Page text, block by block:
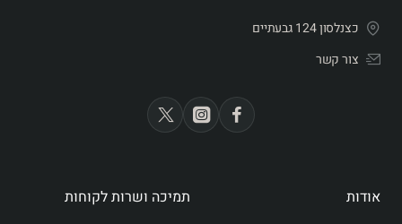
כצנלסון 124 גבעתיים
צור קשר
אודות תמיכה ושרות לקוחות